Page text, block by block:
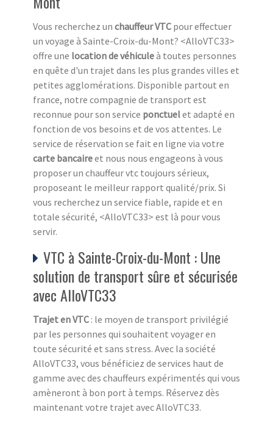
Vous recherchez un chauffeur VTC pour effectuer
un voyage à Sainte-Croix-du-Mont? <AlloVTC33>
offre une location de véhiculeà toutes personnes
en quête d'un trajet dans les plus grandes villes et
petites agglomérations. Disponible partout en
france, notre compagnie de transport est
reconnue pour son service ponctuelet adapté en
fonction de vos besoins et de vos attentes. Le
service de réservation se fait en ligne via votre
carte bancaireet nous nous engageons à vous
proposer un chauffeur vtc toujours sérieux,
proposeant le meilleur rapport qualité/prix. Si
vous recherchez un service fiable, rapide et en
totale sécurité, <AlloVTC33> est là pour vous
servir.
VTC à Sainte-Croix-du-Mont : Une
solution de transport sûre et sécurisée
avec AlloVTC33
Trajet en VTC : le moyen de transport privilégié
par les personnes qui souhaitent voyager en
toute sécurité et sans stress. Avec la société
AlloVTC33, vous bénéficiez de services haut de
gamme avec des chauffeurs expérimentés qui vous
amèneront à bon port à temps. Réservez dès
maintenant votre trajet avec AlloVTC33.